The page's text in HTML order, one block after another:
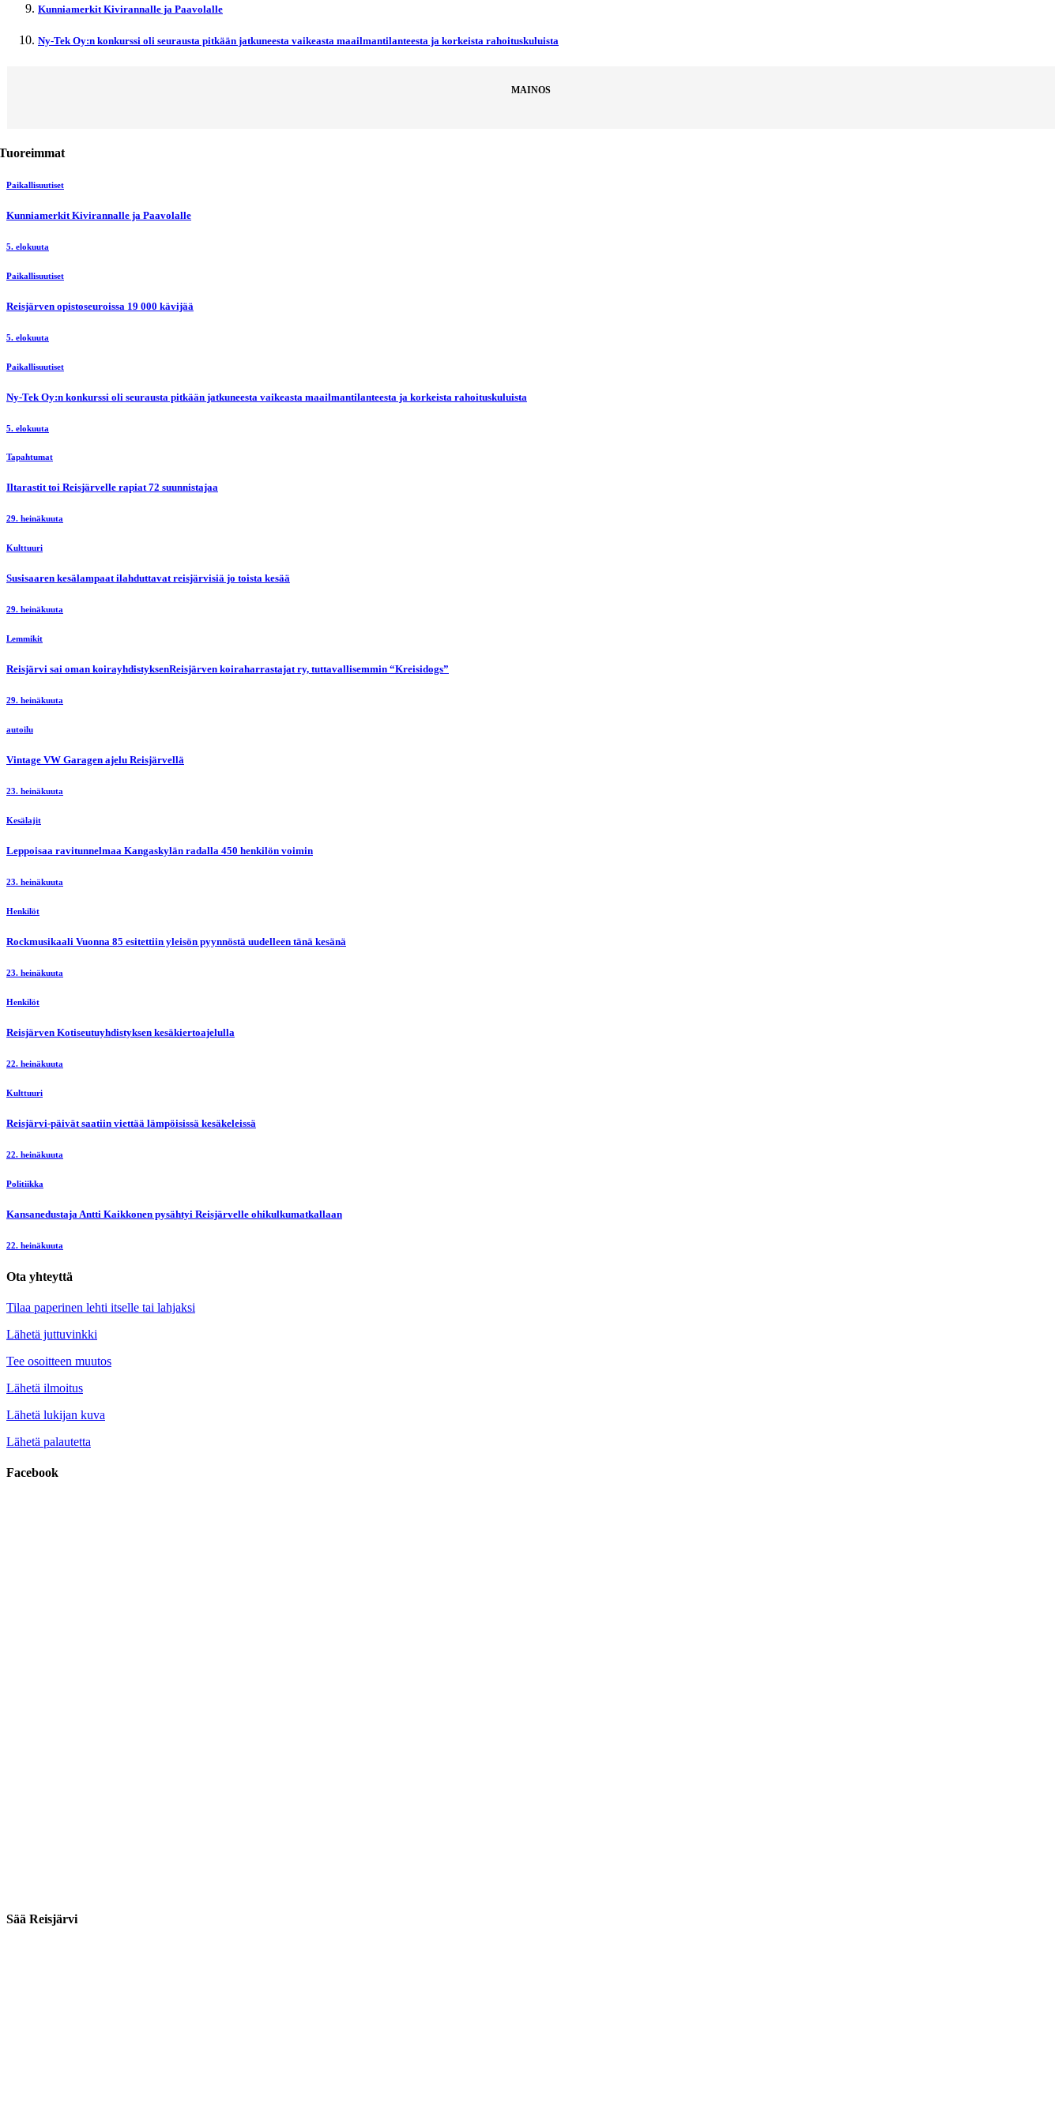
Kunniamerkit Kivirannalle ja Paavolalle
Ny-Tek Oy:n konkurssi oli seurausta pitkään jatkuneesta vaikeasta maailmantilanteesta ja korkeista rahoituskuluista
MAINOS
Paikallisuutiset
Kunniamerkit Kivirannalle ja Paavolalle
5. elokuuta
Paikallisuutiset
Reisjärven opistoseuroissa 19 000 kävijää
5. elokuuta
Paikallisuutiset
Ny-Tek Oy:n konkurssi oli seurausta pitkään jatkuneesta vaikeasta maailmantilanteesta ja korkeista rahoituskuluista
5. elokuuta
Tapahtumat
Iltarastit toi Reisjärvelle rapiat 72 suunnistajaa
29. heinäkuuta
Kulttuuri
Susisaaren kesälampaat ilahduttavat reisjärvisiä jo toista kesää
29. heinäkuuta
Lemmikit
Reisjärvi sai oman koirayhdistyksenReisjärven koiraharrastajat ry, tuttavallisemmin “Kreisidogs”
29. heinäkuuta
autoilu
Vintage VW Garagen ajelu Reisjärvellä
23. heinäkuuta
Kesälajit
Leppoisaa ravitunnelmaa Kangaskylän radalla 450 henkilön voimin
23. heinäkuuta
Henkilöt
Rockmusikaali Vuonna 85 esitettiin yleisön pyynnöstä uudelleen tänä kesänä
23. heinäkuuta
Henkilöt
Reisjärven Kotiseutuyhdistyksen kesäkiertoajelulla
22. heinäkuuta
Kulttuuri
Reisjärvi-päivät saatiin viettää lämpöisissä kesäkeleissä
22. heinäkuuta
Politiikka
Kansanedustaja Antti Kaikkonen pysähtyi Reisjärvelle ohikulkumatkallaan
22. heinäkuuta
Ota yhteyttä
Tilaa paperinen lehti itselle tai lahjaksi
Lähetä juttuvinkki
Tee osoitteen muutos
Lähetä ilmoitus
Lähetä lukijan kuva
Lähetä palautetta
Facebook
Sää Reisjärvi